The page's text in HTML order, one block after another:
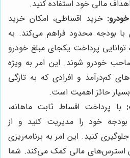
مالی خود استفاده کنید.
خرید اقساطی، امکان خرید
با بودجه محدود فراهم می‌کند. به
توانایی پرداخت یکجای مبلغ خودرو
صاحب خودرو شوند. این امر به ویژه
کم‌درآمد و افرادی که به تازگی
بسیار حائز اهمیت است.
با پرداخت اقساط ثابت ماهانه،
بودجه خود را مدیریت کنید و از
کنید. این امر به برنامه‌ریزی
استرس‌های مالی کمک می‌کند. شما